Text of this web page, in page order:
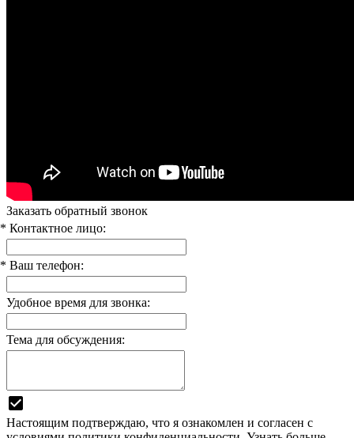
Заказать обратный звонок
* Контактное лицо:
* Ваш телефон:
Удобное время для звонка:
Тема для обсуждения:
Настоящим подтверждаю, что я ознакомлен и согласен с